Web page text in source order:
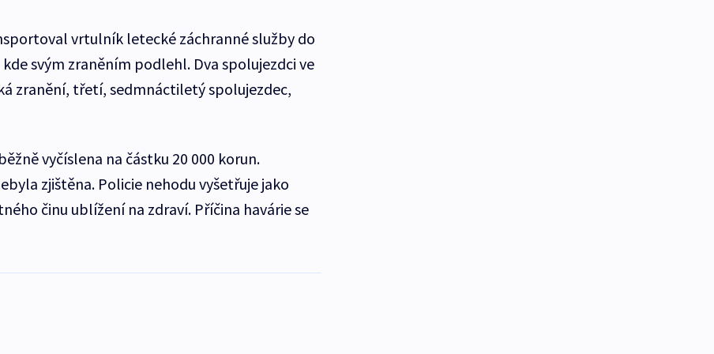
vrtulník letecké záchranné služby do
svým zraněním podlehl. Dva spolujezdci ve
zranění, třetí, sedmnáctiletý spolujezdec,
vyčíslena na částku 20 000 korun.
zjištěna. Policie nehodu vyšetřuje jako
činu ublížení na zdraví. Příčina havárie se